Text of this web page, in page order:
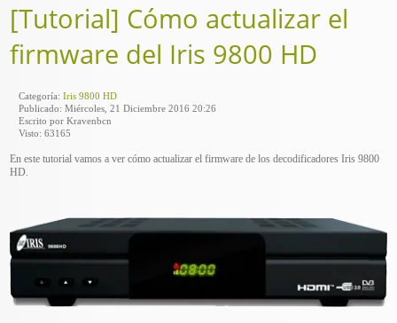
[Tutorial] Cómo actualizar el
firmware del Iris 9800 HD
Categoría:Iris 9800 HD
Publicado: Miércoles, 21 Diciembre 2016 20:26
Escrito por Kravenbcn
Visto: 63165
En este tutorial vamos a ver cómo actualizar el firmware de los decodificadores Iris 9800
HD.